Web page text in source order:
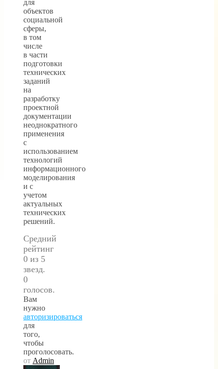
для
объектов
социальной
сферы,
в том
числе
в части
подготовки
технических
заданий
на
разработку
проектной
документации
неоднократного
применения
с
использованием
технологий
информационного
моделирования
и с
учетом
актуальных
технических
решений.
Средний
рейтинг
0 из 5
звезд.
0
голосов.
Вам
нужно
авторизироваться
для
того,
чтобы
проголосовать.
от Admin